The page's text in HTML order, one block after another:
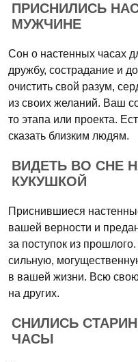
ПРИСНИЛИСЬ
МУЖЧИНЕ
Сон о настенных часах
дружбу, сострадание и
очистить свой разум,
из своих желаний. Ваш
то этапа или проекта.
сказать близким людям.
ВИДЕТЬ ВО СНЕ
КУКУШКОЙ
Приснившиеся
вашей верности и
за поступок из
сильную,
в вашей жизни. Всю
на других.
СНИЛИСЬ
ЧАСЫ